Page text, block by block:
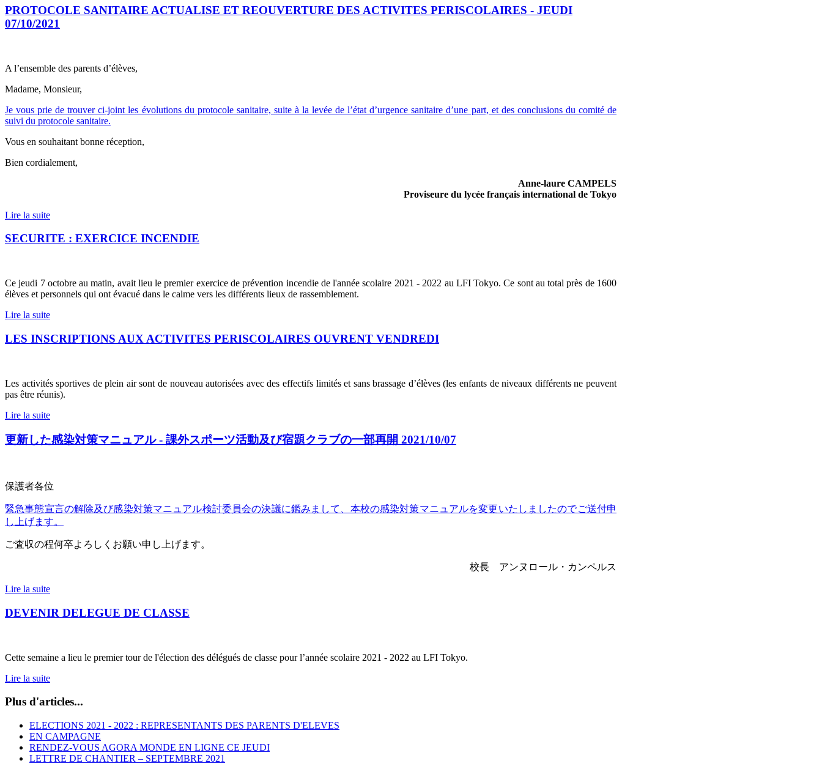
PROTOCOLE SANITAIRE ACTUALISE ET REOUVERTURE DES ACTIVITES PERISCOLAIRES - JEUDI
07/10/2021
A l’ensemble des parents d’élèves,
Madame, Monsieur,
Je vous prie de trouver ci-joint les évolutions du protocole sanitaire, suite à la levée de l’état d’urgence sanitaire d’une part, et des conclusions du comité de
suivi du protocole sanitaire.
Vous en souhaitant bonne réception,
Bien cordialement,
Anne-laure CAMPELS
Proviseure du lycée français international de Tokyo
Lire la suite
SECURITE : EXERCICE INCENDIE
Ce jeudi 7 octobre au matin, avait lieu le premier exercice de prévention incendie de l'année scolaire 2021 - 2022 au LFI Tokyo. Ce sont au total près de 1600
élèves et personnels qui ont évacué dans le calme vers les différents lieux de rassemblement.
Lire la suite
LES INSCRIPTIONS AUX ACTIVITES PERISCOLAIRES OUVRENT VENDREDI
Les activités sportives de plein air sont de nouveau autorisées avec des effectifs limités et sans brassage d’élèves (les enfants de niveaux différents ne peuvent
pas être réunis).
Lire la suite
更新した感染対策マニュアル - 課外スポーツ活動及び宿題クラブの一部再開 2021/10/07
保護者各位
緊急事態宣言の解除及び感染対策マニュアル検討委員会の決議に鑑みまして、本校の感染対策マニュアルを変更いたしましたのでご送付申
し上げます。
ご査収の程何卒よろしくお願い申し上げます。
校長 アンヌロール・カンペルス
Lire la suite
DEVENIR DELEGUE DE CLASSE
Cette semaine a lieu le premier tour de l'élection des délégués de classe pour l’année scolaire 2021 - 2022 au LFI Tokyo.
Lire la suite
Plus d'articles...
ELECTIONS 2021 - 2022 : REPRESENTANTS DES PARENTS D'ELEVES
EN CAMPAGNE
RENDEZ-VOUS AGORA MONDE EN LIGNE CE JEUDI
LETTRE DE CHANTIER – SEPTEMBRE 2021